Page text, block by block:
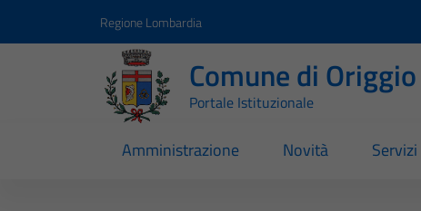
Regione Lombardia
Comune di Origgio
Portale Istituzionale
Amministrazione Novità Servizi